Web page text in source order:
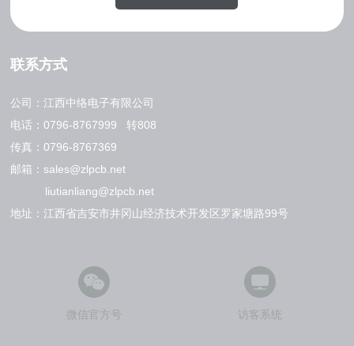
联系方式
公司：江西中络电子有限公司
电话：0796-8767999 转808
传真：0796-8767369
邮箱：sales@zlpcb.net
liutianliang@zlpcb.net
地址：江西省吉安市井冈山经济技术开发区罗家塘路99号
微信官方号 访客系统